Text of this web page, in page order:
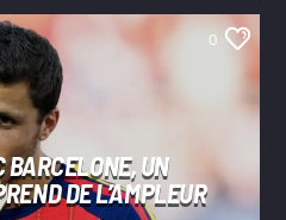
0
BARCELONE, UN
DE L’AMPLEUR